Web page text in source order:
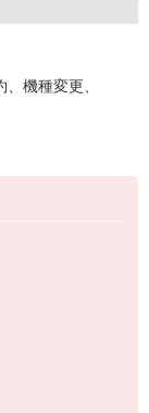
付
査
介
機種変更、
フトバンク)など
格安スマホまで幅